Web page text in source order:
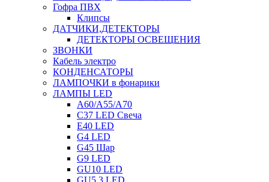
Гофра ПВХ
Клипсы
ДАТЧИКИ,ДЕТЕКТОРЫ
ДЕТЕКТОРЫ ОСВЕЩЕНИЯ
ЗВОНКИ
Кабель электро
КОНДЕНСАТОРЫ
ЛАМПОЧКИ в фонарики
ЛАМПЫ LED
A60/A55/A70
C37 LED Свеча
E40 LED
G4 LED
G45 Шар
G9 LED
GU10 LED
GU5.3 LED